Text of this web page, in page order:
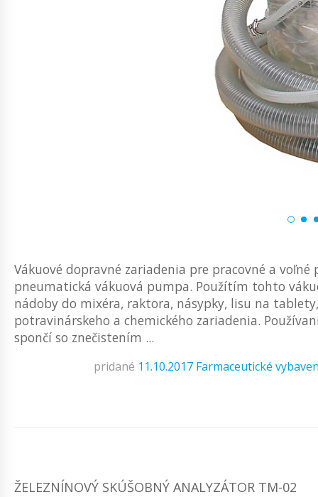
Vákuové dopravné zariadenia pre pracovné a
pneumatická vákuová pumpa. Použítím tohto
nádoby do mixéra, raktora, násypky, lisu na
potravinárskeho a chemického zariadenia.
spončí so znečistením ...
pridané 11.10.2017 Farmaceutické
ŽELEZNÍNOVÝ SKÚŠOBNÝ ANALYZÁTOR TM-02